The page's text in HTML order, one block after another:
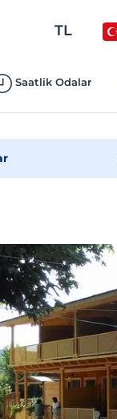
TL
Saatlik Odalar